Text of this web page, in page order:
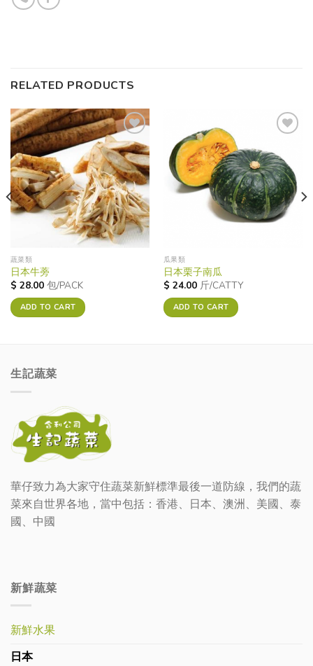
RELATED PRODUCTS
Add to
wishlist
蔬菜類
日本牛蒡
$ 28.00 包/PACK
ADD TO CART
wishlist
瓜果類
日本栗子南瓜
$ 24.00 斤/CATTY
ADD TO CART
生記蔬菜
華仔致力為大家守住蔬菜新鮮標準最後一道防線，我們的蔬
菜來自世界各地，當中包括：香港、日本、澳洲、美國、泰
國、中國
新鮮蔬菜
新鮮水果
日本